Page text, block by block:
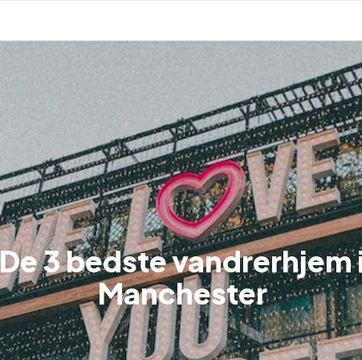
De 3 bedste vandrerhjem
Manchester